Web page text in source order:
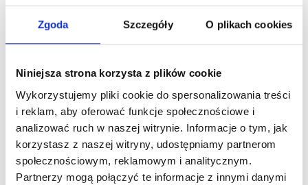
Zgoda Szczegóły O plikach cookies
Niniejsza strona korzysta z plików cookie
Wykorzystujemy pliki cookie do spersonalizowania treści
i reklam, aby oferować funkcje społecznościowe i
analizować ruch w naszej witrynie. Informacje o tym, jak
korzystasz z naszej witryny, udostępniamy partnerom
społecznościowym, reklamowym i analitycznym.
Partnerzy mogą połączyć te informacje z innymi danymi
Jakie są główne zalety drzwi
serwisowych w bramach
Drzwi serwisowe umożliwiają szybki dostęp do garażu
bez konieczności otwierania całej bramy, co
oszczędza czas i energię. Dodatkowo zmniejszają
zużycie mechanizmów bramy oraz ograniczają straty
ciepła, poprawiając efektywność energetyczną
Kiedy warto zastosować drzwi
serwisowe w bramie?
Drzwi serwisowe są szczególnie przydatne, gdy garaż
pełni funkcję magazynu lub warsztatu, wymagając
Jakie akcesoria mogą poprawić